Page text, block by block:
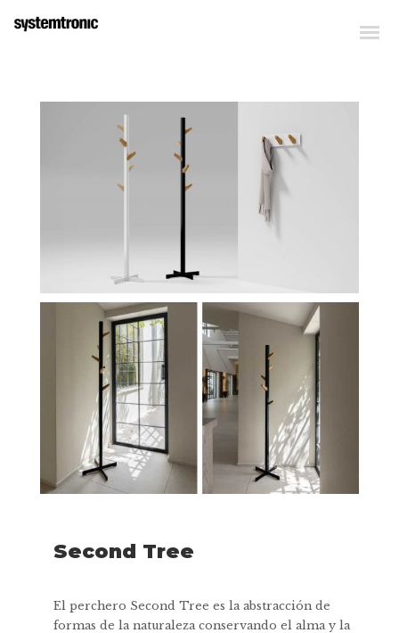
Second Tree
El perchero Second Tree es la abstracción de
formas de la naturaleza conservando el alma y la